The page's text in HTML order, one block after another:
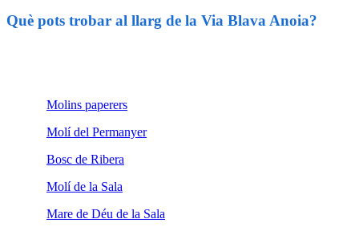
Què pots trobar al llarg de la Via Blava Anoia?
Molins paperers
Molí del Permanyer
Bosc de Ribera
Molí de la Sala
Mare de Déu de la Sala